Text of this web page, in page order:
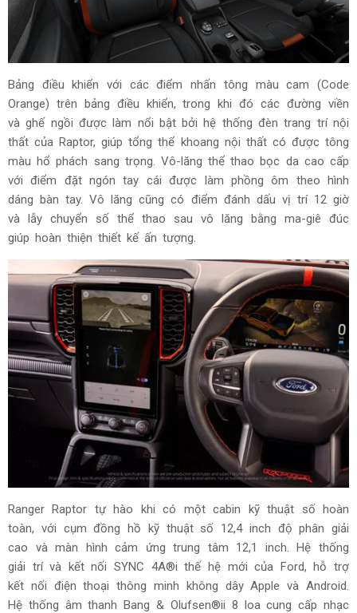
Bảng điều khiển với các điểm nhấn tông màu cam (Code
Orange) trên bảng điều khiển, trong khi đó các đường viền
và ghế ngồi được làm nổi bật bởi hệ thống đèn trang trí nội
thất của Raptor, giúp tổng thể khoang nội thất có được tông
màu hổ phách sang trọng. Vô-lăng thể thao bọc da cao cấp
với điểm đặt ngón tay cái được làm phồng ôm theo hình
dáng bàn tay. Vô lăng cũng có điểm đánh dấu vị trí 12 giờ
và lẫy chuyển số thể thao sau vô lăng bằng ma-giê đúc
giúp hoàn thiện thiết kế ấn tượng.
Ranger Raptor tự hào khi có một cabin kỹ thuật số hoàn
toàn, với cụm đồng hồ kỹ thuật số 12,4 inch độ phân giải
cao và màn hình cảm ứng trung tâm 12,1 inch. Hệ thống
giải trí và kết nối SYNC 4A®i thế hệ mới của Ford, hỗ trợ
kết nối điện thoại thông minh không dây Apple và Android.
Hệ thống âm thanh Bang & Olufsen®ii 8 loa cung cấp nhạc